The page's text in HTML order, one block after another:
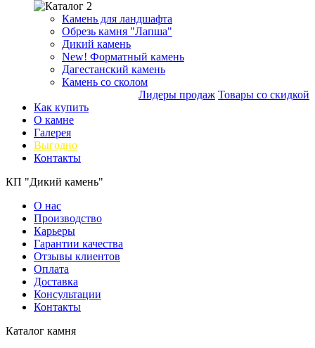
Камень для ландшафта
Обрезь камня "Лапша"
Дикий камень
New! Форматный камень
Дагестанский камень
Камень со сколом
Лидеры продаж Товары со скидкой
Как купить
О камне
Галерея
Выгодно
Контакты
КП "Дикий камень"
О нас
Производство
Карьеры
Гарантии качества
Отзывы клиентов
Оплата
Доставка
Консультации
Контакты
Каталог камня